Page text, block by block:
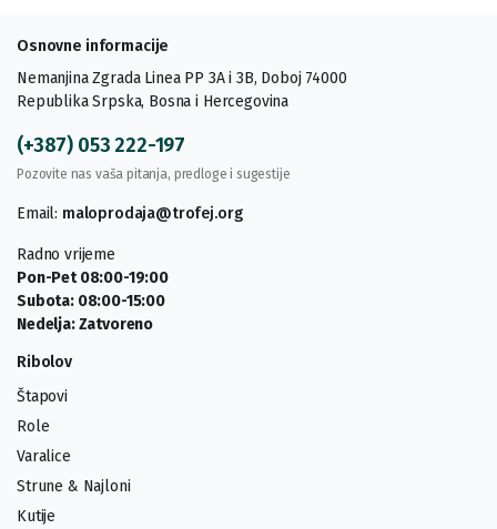
Osnovne informacije
Nemanjina Zgrada Linea PP 3A i 3B, Doboj 74000
Republika Srpska, Bosna i Hercegovina
(+387) 053 222-197
Pozovite nas vaša pitanja, predloge i sugestije
Email: maloprodaja@trofej.org
Radno vrijeme
Pon-Pet 08:00-19:00
Subota: 08:00-15:00
Nedelja: Zatvoreno
Ribolov
Štapovi
Role
Varalice
Strune & Najloni
Kutije